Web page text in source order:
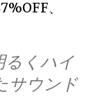
、
るくハイ
サウンド